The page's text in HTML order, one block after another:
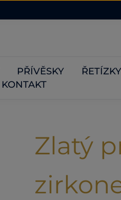
PŘÍVĚSKY ŘETÍZKY
KONTAKT
Zlatý